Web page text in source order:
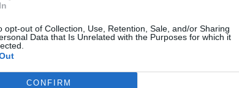
opt-out of Collection, Use, Retention, Sale, and/or Sharing
Data that Is Unrelated with the Purposes for which it
CONFIRM